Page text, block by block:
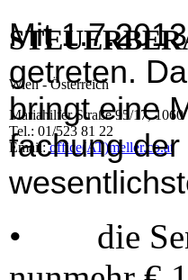
Wien - Österreich
Mariahilfer Straße 95/17,
Tel.: 01/523 81 22
Email:office(AT)meller.co.at
Mit
getreten.
bringt eine
fachung
•
die